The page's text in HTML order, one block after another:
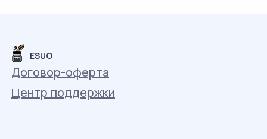
ESUO
Договор-оферта
Центр поддержки